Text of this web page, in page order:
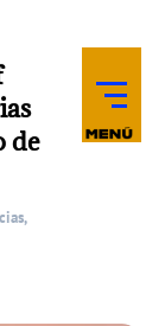
de
,